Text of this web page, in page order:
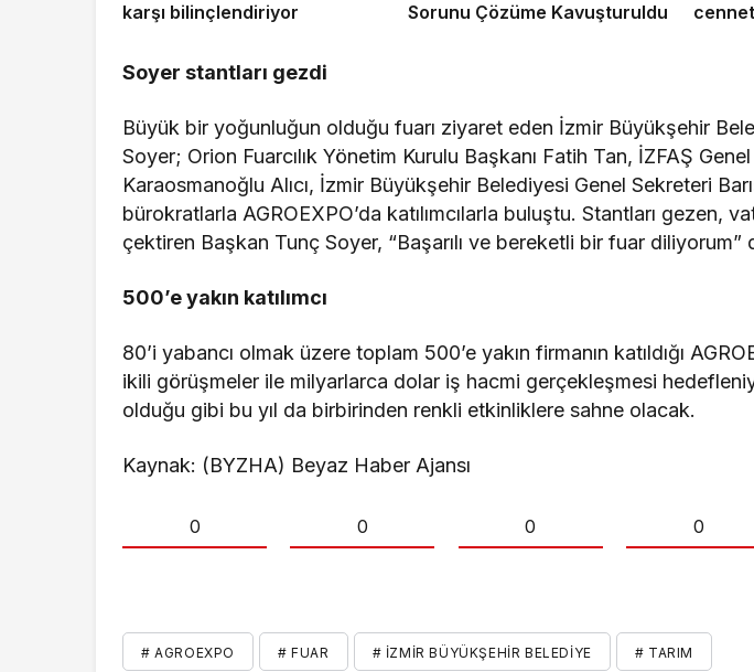
karşı bilinçlendiriyor
Sorunu Çözüme Kavuşturuldu
Soyer stantları gezdi
Büyük bir yoğunluğun olduğu fuarı ziyaret eden İzmir Büyükşehir
Soyer; Orion Fuarcılık Yönetim Kurulu Başkanı Fatih Tan, İZFAŞ
Karaosmanoğlu Alıcı, İzmir Büyükşehir Belediyesi Genel Sekreteri
bürokratlarla AGROEXPO’da katılımcılarla buluştu. Stantları gezen,
çektiren Başkan Tunç Soyer, “Başarılı ve bereketli bir fuar diliyorum”
500’e yakın katılımcı
80’i yabancı olmak üzere toplam 500’e yakın firmanın katıldığı
ikili görüşmeler ile milyarlarca dolar iş hacmi gerçekleşmesi
olduğu gibi bu yıl da birbirinden renkli etkinliklere sahne olacak.
Kaynak: (BYZHA) Beyaz Haber Ajansı
0 0 0 0
# AGROEXPO # FUAR # İZMIR BÜYÜKŞEHIR BELEDIYE # TARIM